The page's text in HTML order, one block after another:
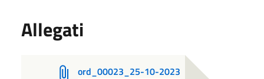
Allegati
ord_00023_25-10-2023